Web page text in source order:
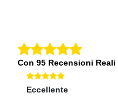
Con 95 Recensioni Reali
Eccellente